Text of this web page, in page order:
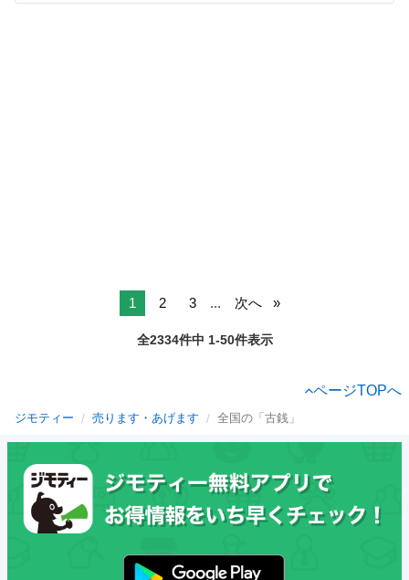
1 2 3 ... 次へ
全2334件中 1-50件表示
ページTOPへ
ジモティー 売ります・あげます 全国の「古銭」